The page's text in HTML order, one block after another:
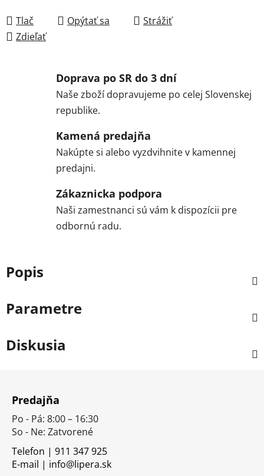
Tlač Opýtať sa
Strážiť
Zdieľať
Doprava po SR do 3 dní
Naše zboží dopravujeme po celej Slovenskej
republike.
Kamená predajňa
Nakúpte si alebo vyzdvihnite v kamennej
predajni.
Zákaznicka podpora
Naši zamestnanci sú vám k dispozícii pre
odbornú radu.
Popis
Parametre
Diskusia
Predajňa
Po - Pá: 8:00 – 16:30
So - Ne: Zatvorené
Telefon | 911 347 925
E-mail | info@lipera.sk